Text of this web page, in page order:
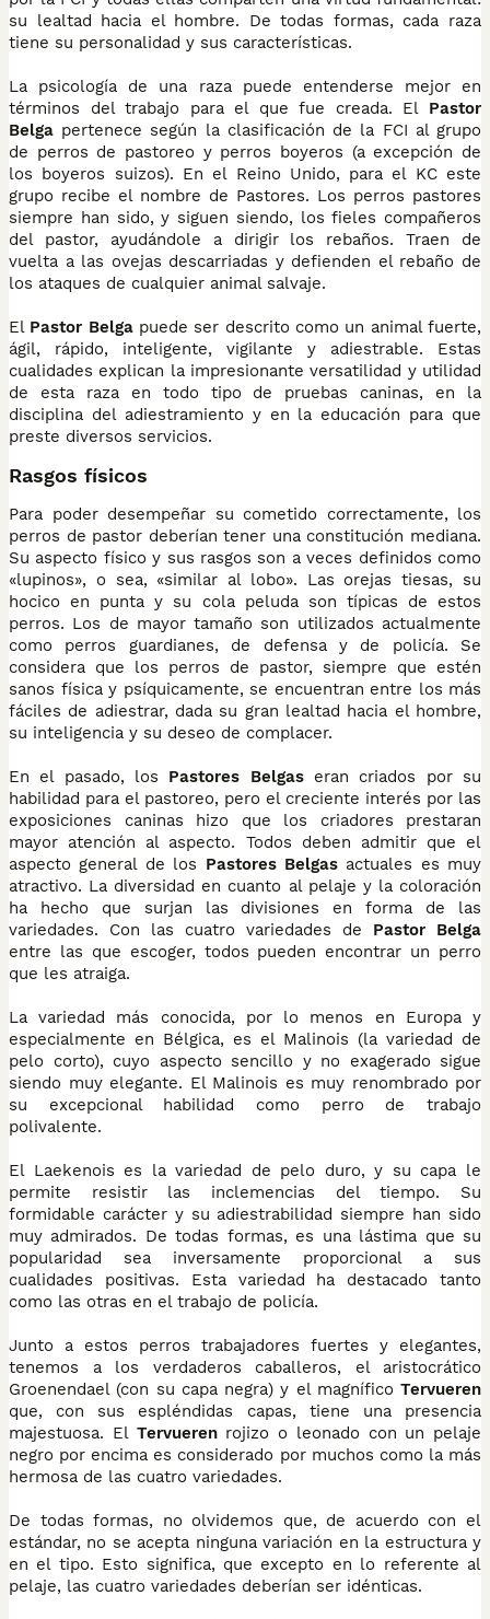
su lealtad hacia el hombre. De todas formas, cada raza
tiene su personalidad y sus características.
La psicología de una raza puede entenderse mejor en
términos del trabajo para el que fue creada. El Pastor
Belga pertenece según la clasificación de la FCI al grupo
de perros de pastoreo y perros boyeros (a excepción de
los boyeros suizos). En el Reino Unido, para el KC este
grupo recibe el nombre de Pastores. Los perros pastores
siempre han sido, y siguen siendo, los fieles compañeros
del pastor, ayudándole a dirigir los rebaños. Traen de
vuelta a las ovejas descarriadas y defienden el rebaño de
los ataques de cualquier animal salvaje.
El Pastor Belga puede ser descrito como un animal fuerte,
ágil, rápido, inteligente, vigilante y adiestrable. Estas
cualidades explican la impresionante versatilidad y utilidad
de esta raza en todo tipo de pruebas caninas, en la
disciplina del adiestramiento y en la educación para que
preste diversos servicios.
Rasgos físicos
Para poder desempeñar su cometido correctamente, los
perros de pastor deberían tener una constitución mediana.
Su aspecto físico y sus rasgos son a veces definidos como
«lupinos», o sea, «similar al lobo». Las orejas tiesas, su
hocico en punta y su cola peluda son típicas de estos
perros. Los de mayor tamaño son utilizados actualmente
como perros guardianes, de defensa y de policía. Se
considera que los perros de pastor, siempre que estén
sanos física y psíquicamente, se encuentran entre los más
fáciles de adiestrar, dada su gran lealtad hacia el hombre,
su inteligencia y su deseo de complacer.
En el pasado, los Pastores Belgaseran criados por su
habilidad para el pastoreo, pero el creciente interés por las
exposiciones caninas hizo que los criadores prestaran
mayor atención al aspecto. Todos deben admitir que el
aspecto general de los Pastores Belgasactuales es muy
atractivo. La diversidad en cuanto al pelaje y la coloración
ha hecho que surjan las divisiones en forma de las
variedades. Con las cuatro variedades de Pastor Belga
entre las que escoger, todos pueden encontrar un perro
que les atraiga.
La variedad más conocida, por lo menos en Europa y
especialmente en Bélgica, es el Malinois (la variedad de
pelo corto), cuyo aspecto sencillo y no exagerado sigue
siendo muy elegante. El Malinois es muy renombrado por
su excepcional habilidad como perro de trabajo
polivalente.
El Laekenois es la variedad de pelo duro, y su capa le
permite resistir las inclemencias del tiempo. Su
formidable carácter y su adiestrabilidad siempre han sido
muy admirados. De todas formas, es una lástima que su
popularidad sea inversamente proporcional a sus
cualidades positivas. Esta variedad ha destacado tanto
como las otras en el trabajo de policía.
Junto a estos perros trabajadores fuertes y elegantes,
tenemos a los verdaderos caballeros, el aristocrático
Groenendael (con su capa negra) y el magnífico Tervueren
que, con sus espléndidas capas, tiene una presencia
majestuosa. El Tervuerenrojizo o leonado con un pelaje
negro por encima es considerado por muchos como la más
hermosa de las cuatro variedades.
De todas formas, no olvidemos que, de acuerdo con el
estándar, no se acepta ninguna variación en la estructura y
en el tipo. Esto significa, que excepto en lo referente al
pelaje, las cuatro variedades deberían ser idénticas.